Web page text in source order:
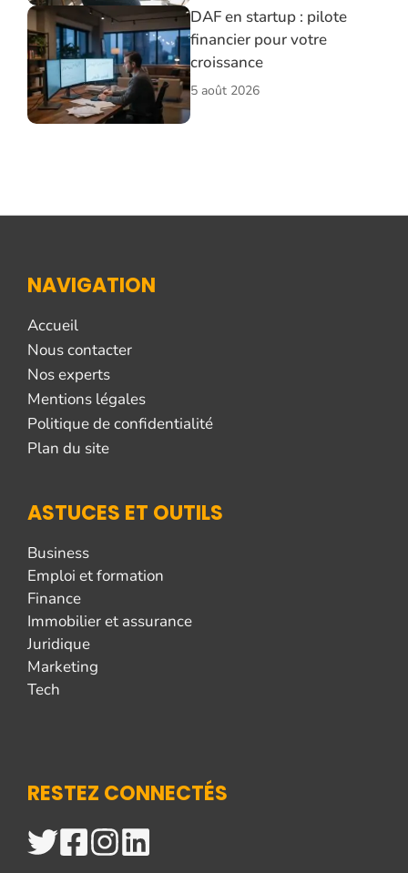
DAF en startup : pilote
financier pour votre
croissance
5 août 2026
NAVIGATION
Accueil
Nous contacter
Nos experts
Mentions légales
Politique de confidentialité
Plan du site
ASTUCES ET OUTILS
Business
Emploi et formation
Finance
Immobilier et assurance
Juridique
Marketing
Tech
RESTEZ CONNECTÉS